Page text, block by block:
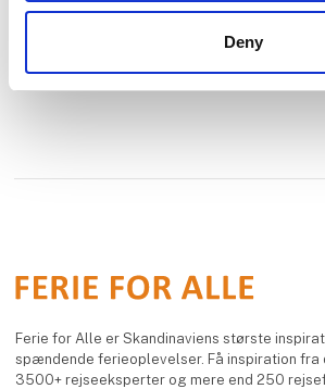
Deny
Ferie for Alle er Skandinaviens største
spændende ferieoplevelser. Få inspiration fra
3500+ rejseeksperter og mere end 250